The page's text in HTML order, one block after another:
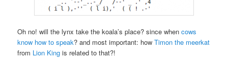
Oh no! will the lynx take the koala’s place? since whencows
know how to speak? and most important: howTimon the meerkat
from Lion King is related to that?!